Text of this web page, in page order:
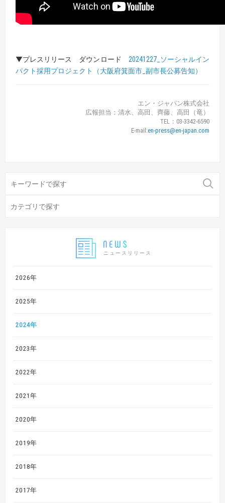
ニュースリリース
2026年
2025年
2024年
2023年
2022年
2021年
2020年
2019年
2018年
2017年
▼プレスリリース ダウンロード 20241227_ソーシャルイン
パクト採用プロジェクト（大阪府箕面市_副市長公募告知）
エン・ジャパン株式会社
広報担当：清水、高田、齊藤、高田（竜）
TEL：03-3342-6590
E-mail:en-press@en-japan.com